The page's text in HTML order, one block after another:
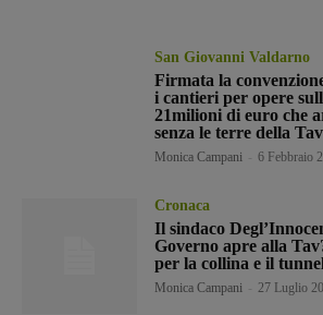
San Giovanni Valdarno
Firmata la
i cantieri per opere
21milioni di euro che
senza le terre della Tav
Monica Campani 6 Febbraio
Cronaca
Il sindaco
Governo apre alla
per la collina e il
Monica Campani 27 Luglio